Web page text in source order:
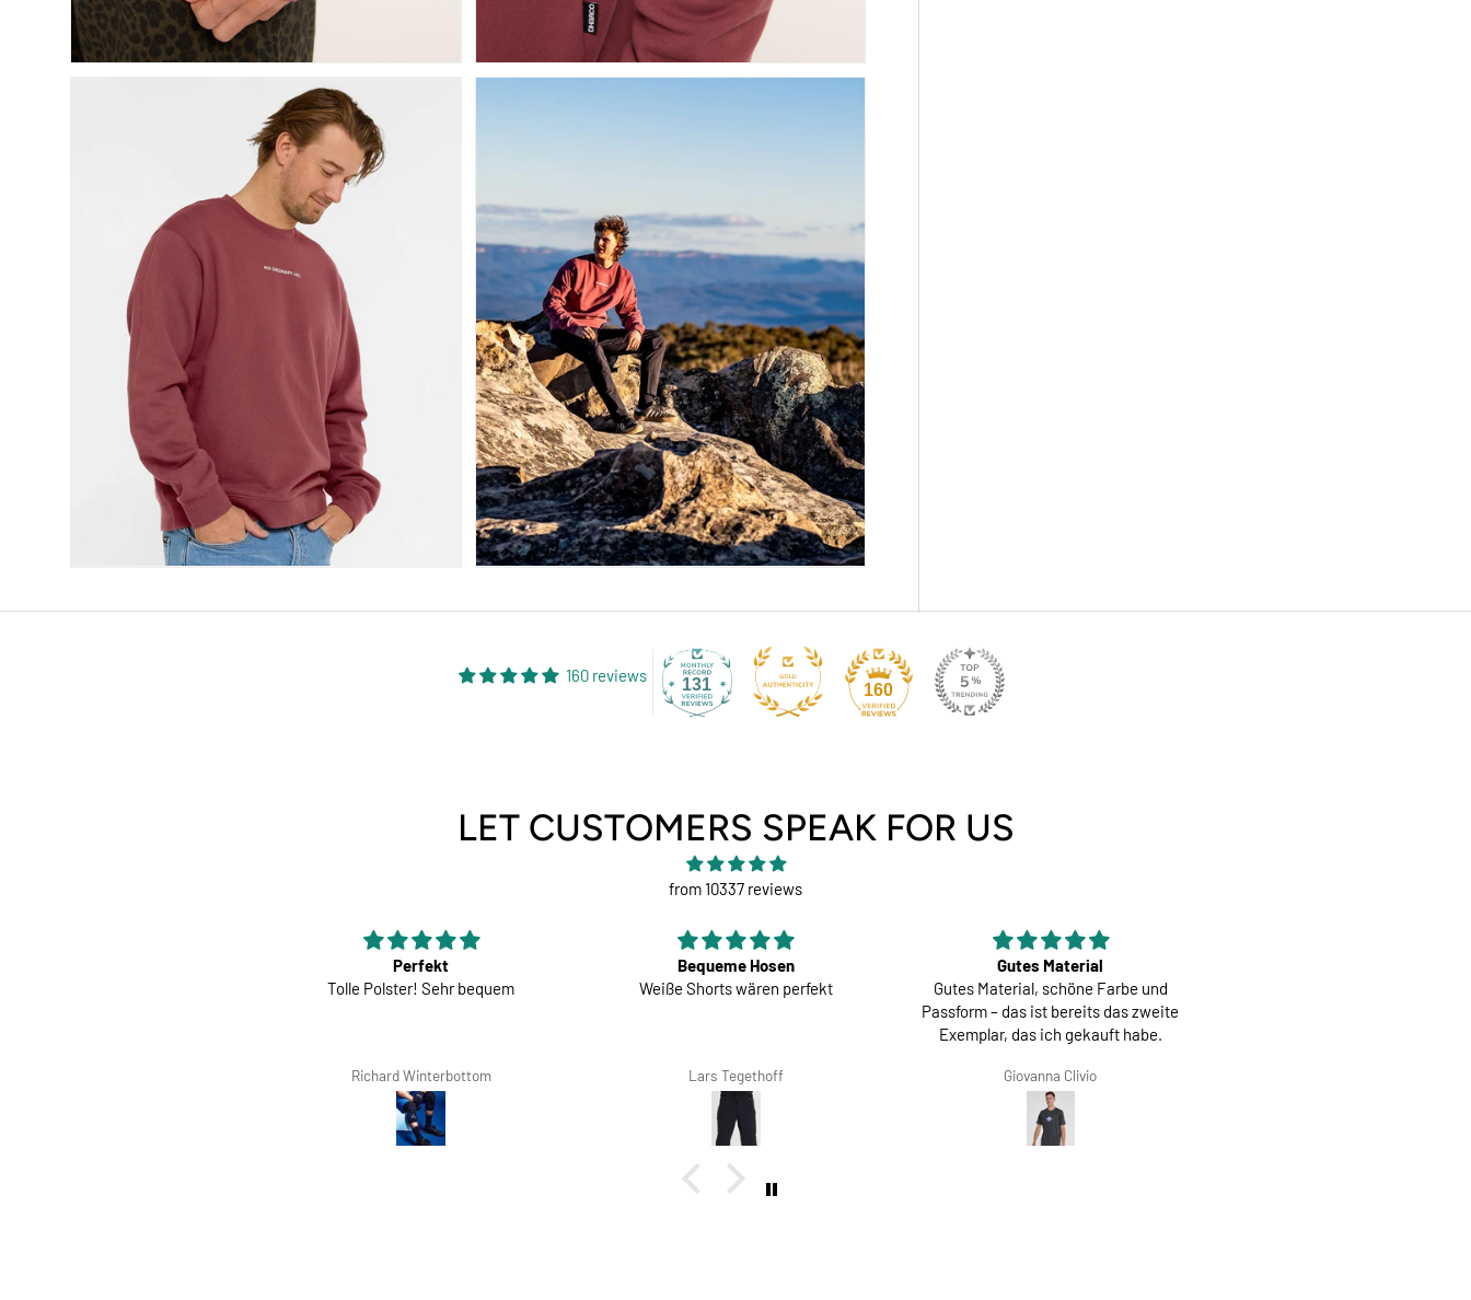
160 reviews 131 160
LET CUSTOMERS SPEAK FOR US
from 10337 reviews
Perfekt
Tolle Polster! Sehr bequem
Richard Winterbottom
Bequeme Hosen
Weiße Shorts wären perfekt
Lars Tegethoff
Gutes Material
Gutes Material, schöne Farbe und
Passform – das ist bereits das zweite
Exemplar, das ich gekauft habe.
Giovanna Clivio